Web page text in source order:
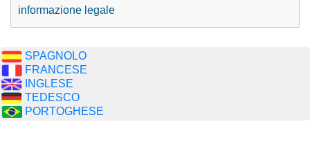
informazione legale
SPAGNOLO
FRANCESE
INGLESE
TEDESCO
PORTOGHESE